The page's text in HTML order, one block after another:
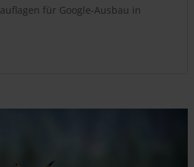
für Google-Ausbau in